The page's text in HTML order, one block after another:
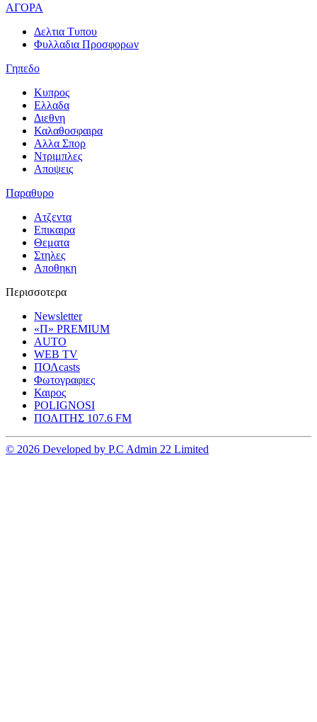
ΑΓΟΡΑ
Δελτια Τυπου
Φυλλαδια Προσφορων
Γηπεδο
Κυπρος
Ελλαδα
Διεθνη
Καλαθοσφαιρα
Αλλα Σπορ
Ντριμπλες
Αποψεις
Παραθυρο
Ατζεντα
Επικαιρα
Θεματα
Στηλες
Αποθηκη
Περισσοτερα
Newsletter
«Π» PREMIUM
AUTO
WEB TV
ΠΟΛcasts
Φωτογραφιες
Καιρος
POLIGNOSI
ΠΟΛΙΤΗΣ 107.6 FM
© 2026 Developed by P.C Admin 22 Limited